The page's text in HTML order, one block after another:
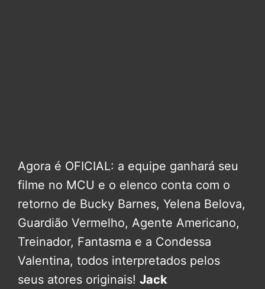
Agora é OFICIAL: a equipe ganhará seu
filme no MCU e o elenco conta com o
retorno de Bucky Barnes, Yelena Belova,
Guardião Vermelho, Agente Americano,
Treinador, Fantasma e a Condessa
Valentina, todos interpretados pelos
seus atores originais! Jack